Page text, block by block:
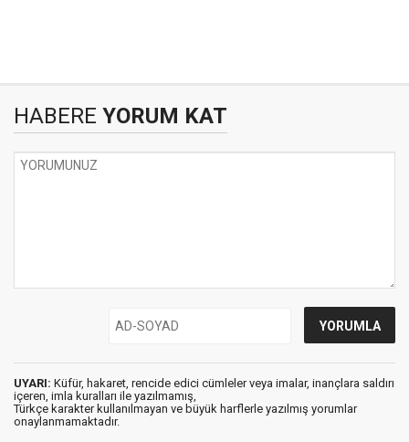
HABERE YORUM KAT
UYARI: Küfür, hakaret, rencide edici cümleler veya imalar, inançlara saldırı
içeren, imla kuralları ile yazılmamış,
Türkçe karakter kullanılmayan ve büyük harflerle yazılmış yorumlar
onaylanmamaktadır.